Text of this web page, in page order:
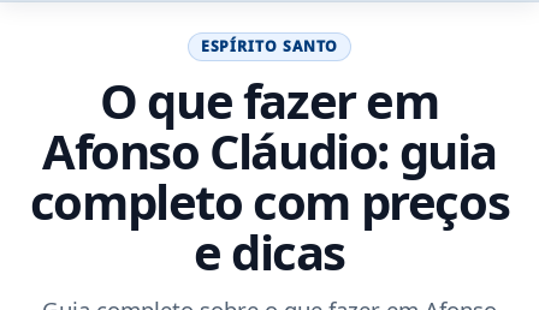
ESPÍRITO SANTO
O que fazer em
Afonso Cláudio: guia
completo com preços
e dicas